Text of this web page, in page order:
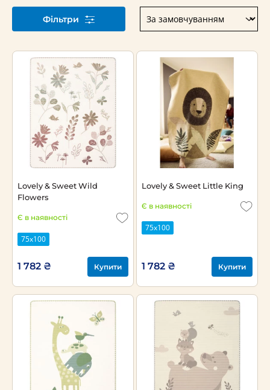
Фільтри
Lovely & Sweet Wild
Flowers
Є в наявності
75х100
1 782 ₴ Купити
Lovely & Sweet Little King
Є в наявності
75х100
1 782 ₴ Купити